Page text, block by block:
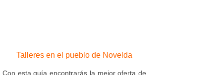
Talleres en el pueblo de Novelda
Con esta guía encontrarás la mejor oferta de